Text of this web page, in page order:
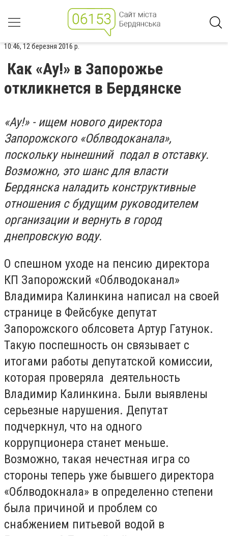
10:46, 12 березня 2016 р.
Как «Ау!» в Запорожье
откликнется в Бердянске
«Ау!» - ищем нового директора
Запорожского «Облводоканала»,
поскольку нынешний подал в отставку.
Возможно, это шанс для власти
Бердянска наладить конструктивные
отношения с будущим руководителем
организации и вернуть в город
днепровскую воду.
О спешном уходе на пенсию директора
КП Запорожский «Облводоканал»
Владимира Калинкина написал на своей
странице в Фейсбуке депутат
Запорожского облсовета Артур Гатунок.
Такую поспешность он связывает с
итогами работы депутатской комиссии,
которая проверяла деятельность
Владимир Калинкина. Были выявлены
серьезные нарушения. Депутат
подчеркнул, что на одного
коррупционера станет меньше.
Возможно, такая нечестная игра со
стороны теперь уже бывшего директора
«Облводокнала» в определенно степени
была причиной и проблем со
снабжением питьевой водой в